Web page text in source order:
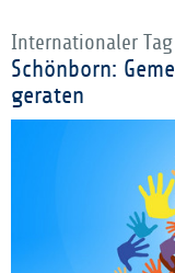
Internationaler Tag
Schönborn:
geraten